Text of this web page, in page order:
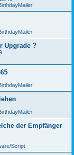
Upgrade ?
der Empfänger
Script